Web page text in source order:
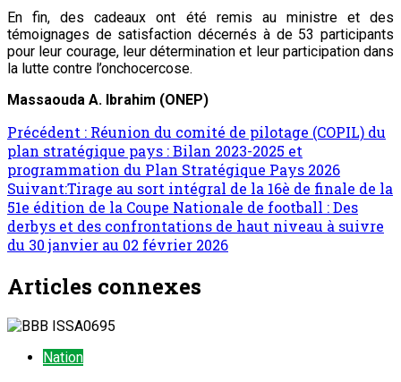
En fin, des cadeaux ont été remis au ministre et des
témoignages de satisfaction décernés à de 53 participants
pour leur courage, leur détermination et leur participation dans
la lutte contre l’onchocercose.
Massaouda A. Ibrahim (ONEP)
Navigation
d’article
Précédent : Réunion du comité de pilotage (COPIL) du
plan stratégique pays : Bilan 2023-2025 et
programmation du Plan Stratégique Pays 2026
Suivant:Tirage au sort intégral de la 16è de finale de la
51e édition de la Coupe Nationale de football : Des
derbys et des confrontations de haut niveau à suivre
du 30 janvier au 02 février 2026
Articles connexes
Nation